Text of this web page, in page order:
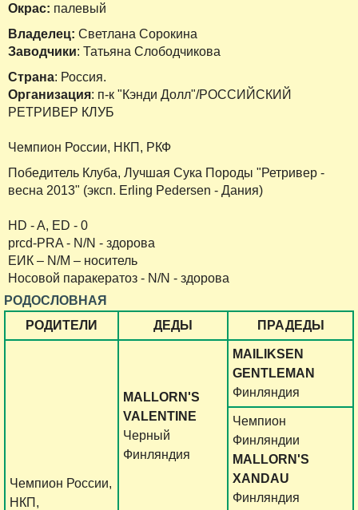
Окрас: палевый
Владелец: Светлана Сорокина
Заводчики: Татьяна Слободчикова
Страна: Россия.
Организация: п-к "Кэнди Долл"/РОССИЙСКИЙ
РЕТРИВЕР КЛУБ
Чемпион России, НКП, РКФ
Победитель Клуба, Лучшая Сука Породы "Ретривер -
весна 2013" (эксп. Erling Pedersen - Дания)
HD - A, ED - 0
prcd-PRA - N/N - здорова
ЕИК – N/M – носитель
Носовой паракератоз - N/N - здорова
РОДОСЛОВНАЯ
РОДИТЕЛИ
ДЕДЫ ПРАДЕДЫ
Чемпион России,
НКП,
MALLORN'S
VALENTINE
Черный
Финляндия
MAILIKSEN
GENTLEMAN
Финляндия
Чемпион
Финляндии
MALLORN'S
XANDAU
Финляндия